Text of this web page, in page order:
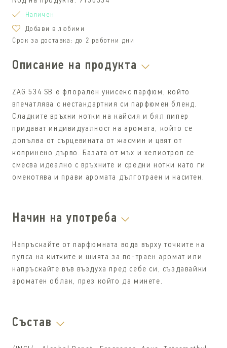
Наличен
Добави в любими
Срок за доставка: до 2 работни дни
Описание на продукта
ZAG 534 SB е флорален унисекс парфюм, който
впечатлява с нестандартния си парфюмен бленд.
Сладките връхни нотки на кайсия и бял пипер
придават индивидуалност на аромата, който се
допълва от сърцевината от жасмин и цвят от
копринено дърво. Базата от мъх и хелиотроп се
смесва идеално с връхните и средни нотки като ги
омекотява и прави аромата дълготраен и наситен.
Начин на употреба
Напръскайте от парфюмната вода върху точките на
пулса на китките и шията за по-траен аромат или
напръскайте във въздуха пред себе си, създавайки
ароматен облак, през който да минете.
Състав